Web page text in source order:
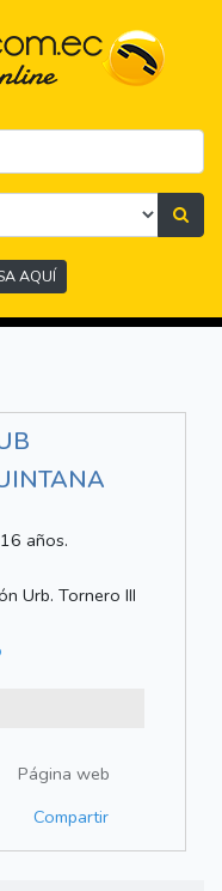
AQUÍ
años.
Urb. Tornero III
Página web
Compartir